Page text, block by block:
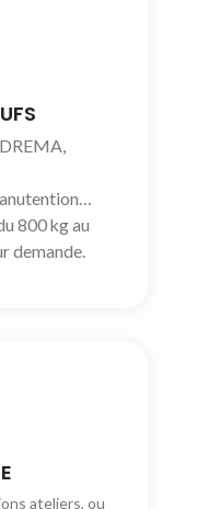
800 kg au
demande.
ateliers, ou